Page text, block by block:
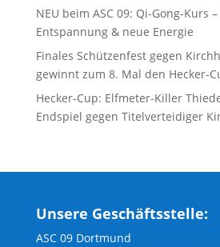
NEU beim ASC 09: Qi-Gong-Kurs
Entspannung & neue Energie
Finales Schützenfest gegen
gewinnt zum 8. Mal den Hecker-
Hecker-Cup: Elfmeter-Killer
Endspiel gegen Titelverteidiger
Unsere Geschäftsstelle:
ASC 09 Dortmund